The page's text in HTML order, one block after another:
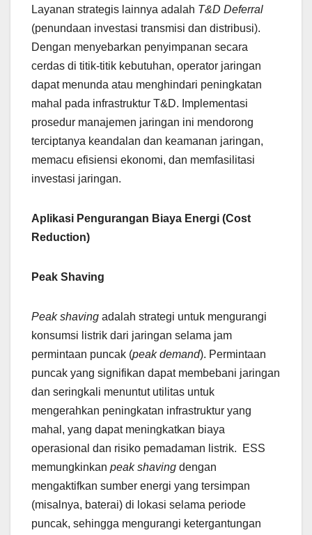
Layanan strategis lainnya adalah T&D Deferral
(penundaan investasi transmisi dan distribusi).
Dengan menyebarkan penyimpanan secara
cerdas di titik-titik kebutuhan, operator jaringan
dapat menunda atau menghindari peningkatan
mahal pada infrastruktur T&D. Implementasi
prosedur manajemen jaringan ini mendorong
terciptanya keandalan dan keamanan jaringan,
memacu efisiensi ekonomi, dan memfasilitasi
investasi jaringan.
Aplikasi Pengurangan Biaya Energi (Cost
Reduction)
Peak Shaving
Peak shaving adalah strategi untuk mengurangi
konsumsi listrik dari jaringan selama jam
permintaan puncak (peak demand). Permintaan
puncak yang signifikan dapat membebani jaringan
dan seringkali menuntut utilitas untuk
mengerahkan peningkatan infrastruktur yang
mahal, yang dapat meningkatkan biaya
operasional dan risiko pemadaman listrik. ESS
memungkinkan peak shaving dengan
mengaktifkan sumber energi yang tersimpan
(misalnya, baterai) di lokasi selama periode
puncak, sehingga mengurangi ketergantungan